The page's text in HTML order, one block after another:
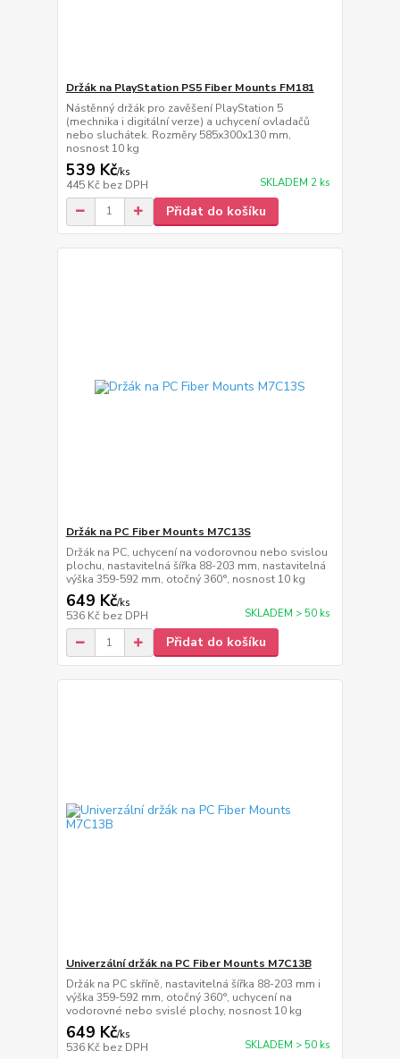
Držák na PlayStation PS5 Fiber Mounts FM181
Nástěnný držák pro zavěšení PlayStation 5
(mechnika i digitální verze) a uchycení ovladačů
nebo sluchátek. Rozměry 585x300x130 mm,
nosnost 10 kg
539 Kč/ks
445 Kč bez DPH SKLADEM 2 ks
Přidat do košíku
Držák na PC Fiber Mounts M7C13S
Držák na PC, uchycení na vodorovnou nebo svislou
plochu, nastavitelná šířka 88-203 mm, nastavitelná
výška 359-592 mm, otočný 360°, nosnost 10 kg
649 Kč/ks
536 Kč bez DPH SKLADEM > 50 ks
Přidat do košíku
Univerzální držák na PC Fiber Mounts M7C13B
Držák na PC skříně, nastavitelná šířka 88-203 mm i
výška 359-592 mm, otočný 360°, uchycení na
vodorovné nebo svislé plochy, nosnost 10 kg
649 Kč/ks
536 Kč bez DPH SKLADEM > 50 ks